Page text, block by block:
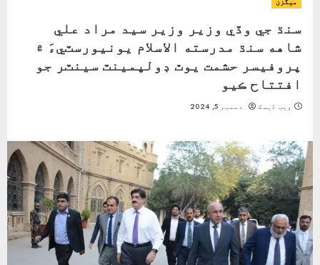
سنڌ جي وڏي وزير وزير سيد مراد علي
شاهه سنڌ مدرسته الاسلام يونيورسٽيءَ ۾
پروفيسر حشمت يوٿ ڊولپمينٽ سينٽر جو
افتتاح ڪيو
ویب ڈیسک دسمبر 5, 2024